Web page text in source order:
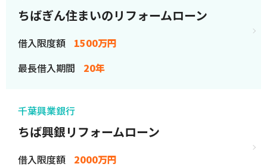
ちばぎん住まいのリフォームローン
借入限度額
1500万円
最長借入期間
20年
千葉興業銀行
ちば興銀リフォームローン
借入限度額
2000万円